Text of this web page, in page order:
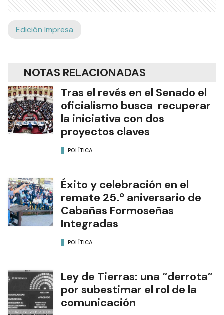
Edición Impresa
NOTAS RELACIONADAS
Tras el revés en el Senado el
oficialismo busca recuperar
la iniciativa con dos
proyectos claves
POLÍTICA
Éxito y celebración en el
remate 25.º aniversario de
Cabañas Formoseñas
Integradas
POLÍTICA
Ley de Tierras: una “derrota”
por subestimar el rol de la
comunicación